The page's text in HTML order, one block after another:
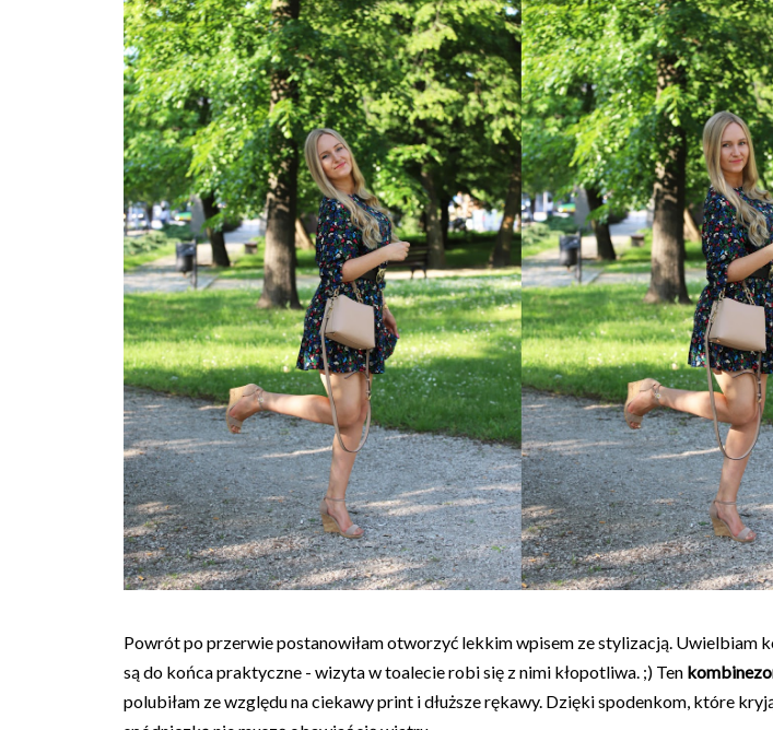
Powrót po przerwie postanowiłam otworzyć lekkim wpisem ze stylizacją. Uwielbiam
są do końca praktyczne - wizyta w toalecie robi się z nimi kłopotliwa. ;) Ten
polubiłam ze względu na ciekawy print i dłuższe rękawy. Dzięki spodenkom, które